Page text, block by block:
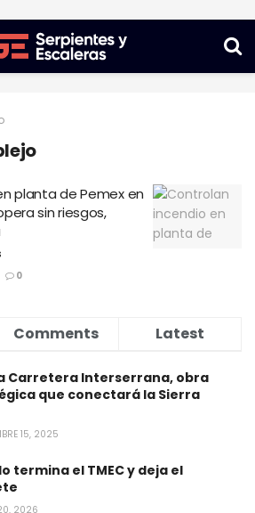
planta de Pemex en
sin riesgos,
0
Comments Latest
Carretera Interserrana, obra
que conectará la Sierra
15, 2025
termina el TMEC y deja el
2026